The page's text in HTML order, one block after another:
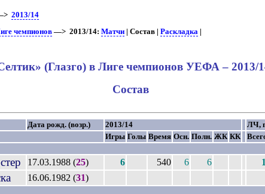
2013/14
чемпионов —> 2013/14:Матчи | Состав |Раскладка |
(Глазго) в Лиге чемпионов УЕФА – 2013/
Состав
Дата рожд. (возр.) 2013/14 ЛЧ,
Игры Голы Время Осн. Полн. ЖК КК
17.03.1988 (25) 6 540 6 6
16.06.1982 (31)